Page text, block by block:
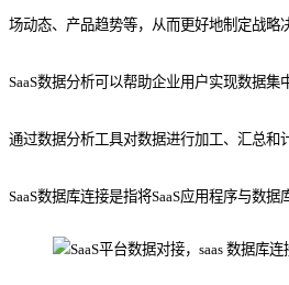
场动态、产品趋势等，从而更好地制定战略
SaaS数据分析可以帮助企业用户实现数据
通过数据分析工具对数据进行加工、汇总和
SaaS数据库连接是指将SaaS应用程序与数